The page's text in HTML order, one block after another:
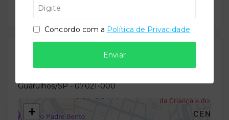
Guarulhos/SP- 07021-000
+
Concordo com a Política de Privacidade
Enviar